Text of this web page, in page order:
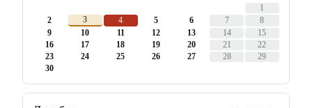
1
2
3 4 5 6 7
8
9
10 11 12 13 14
15
16
17 18 19 20 21
22
23
24 25 26 27 28
29
30